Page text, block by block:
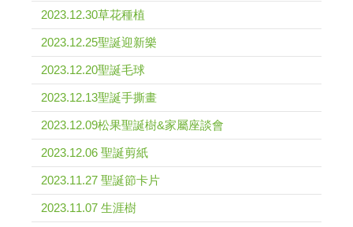
2023.12.30草花種植
2023.12.25聖誕迎新樂
2023.12.20聖誕毛球
2023.12.13聖誕手撕畫
2023.12.09松果聖誕樹&家屬座談會
2023.12.06 聖誕剪紙
2023.11.27 聖誕節卡片
2023.11.07 生涯樹